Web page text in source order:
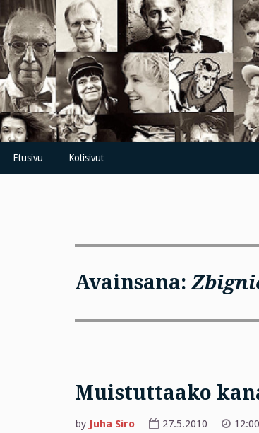
Skip
to
content
Etusivu Kotisivut
Avainsana:
Muistuttaako
by Juha Siro 27.5.2010 12:00